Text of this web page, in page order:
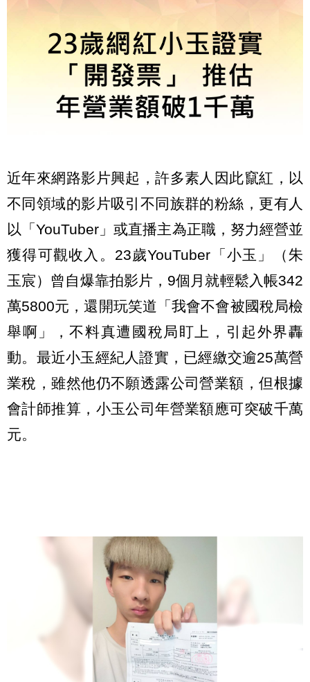
近年來網路影片興起，許多素人因此竄紅，以
不同領域的影片吸引不同族群的粉絲，更有人
以「YouTuber」或直播主為正職，努力經營並
獲得可觀收入。23歲YouTuber「小玉」（朱
玉宸）曾自爆靠拍影片，9個月就輕鬆入帳342
萬5800元，還開玩笑道「我會不會被國稅局檢
舉啊」，不料真遭國稅局盯上，引起外界轟
動。最近小玉經紀人證實，已經繳交逾25萬營
業稅，雖然他仍不願透露公司營業額，但根據
會計師推算，小玉公司年營業額應可突破千萬
元。